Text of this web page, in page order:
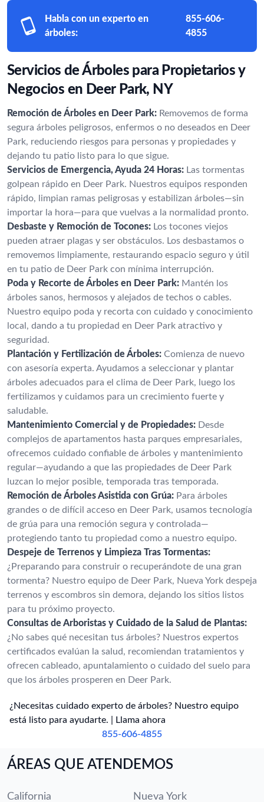
Habla con un experto en
árboles:
855-606-
4855
Servicios de Árboles para Propietarios y
Negocios en Deer Park, NY
Remoción de Árboles en Deer Park: Removemos de forma
segura árboles peligrosos, enfermos o no deseados en Deer
Park, reduciendo riesgos para personas y propiedades y
dejando tu patio listo para lo que sigue.
Servicios de Emergencia, Ayuda 24 Horas: Las tormentas
golpean rápido en Deer Park. Nuestros equipos responden
rápido, limpian ramas peligrosas y estabilizan árboles—sin
importar la hora—para que vuelvas a la normalidad pronto.
Desbaste y Remoción de Tocones: Los tocones viejos
pueden atraer plagas y ser obstáculos. Los desbastamos o
removemos limpiamente, restaurando espacio seguro y útil
en tu patio de Deer Park con mínima interrupción.
Poda y Recorte de Árboles en Deer Park: Mantén los
árboles sanos, hermosos y alejados de techos o cables.
Nuestro equipo poda y recorta con cuidado y conocimiento
local, dando a tu propiedad en Deer Park atractivo y
seguridad.
Plantación y Fertilización de Árboles: Comienza de nuevo
con asesoría experta. Ayudamos a seleccionar y plantar
árboles adecuados para el clima de Deer Park, luego los
fertilizamos y cuidamos para un crecimiento fuerte y
saludable.
Mantenimiento Comercial y de Propiedades: Desde
complejos de apartamentos hasta parques empresariales,
ofrecemos cuidado confiable de árboles y mantenimiento
regular—ayudando a que las propiedades de Deer Park
luzcan lo mejor posible, temporada tras temporada.
Remoción de Árboles Asistida con Grúa: Para árboles
grandes o de difícil acceso en Deer Park, usamos tecnología
de grúa para una remoción segura y controlada—
protegiendo tanto tu propiedad como a nuestro equipo.
Despeje de Terrenos y Limpieza Tras Tormentas:
¿Preparando para construir o recuperándote de una gran
tormenta? Nuestro equipo de Deer Park, Nueva York despeja
terrenos y escombros sin demora, dejando los sitios listos
para tu próximo proyecto.
Consultas de Arboristas y Cuidado de la Salud de Plantas:
¿No sabes qué necesitan tus árboles? Nuestros expertos
certificados evalúan la salud, recomiendan tratamientos y
ofrecen cableado, apuntalamiento o cuidado del suelo para
que los árboles prosperen en Deer Park.
¿Necesitas cuidado experto de árboles? Nuestro equipo
está listo para ayudarte. | Llama ahora
855-606-4855
ÁREAS QUE ATENDEMOS
California Nueva York